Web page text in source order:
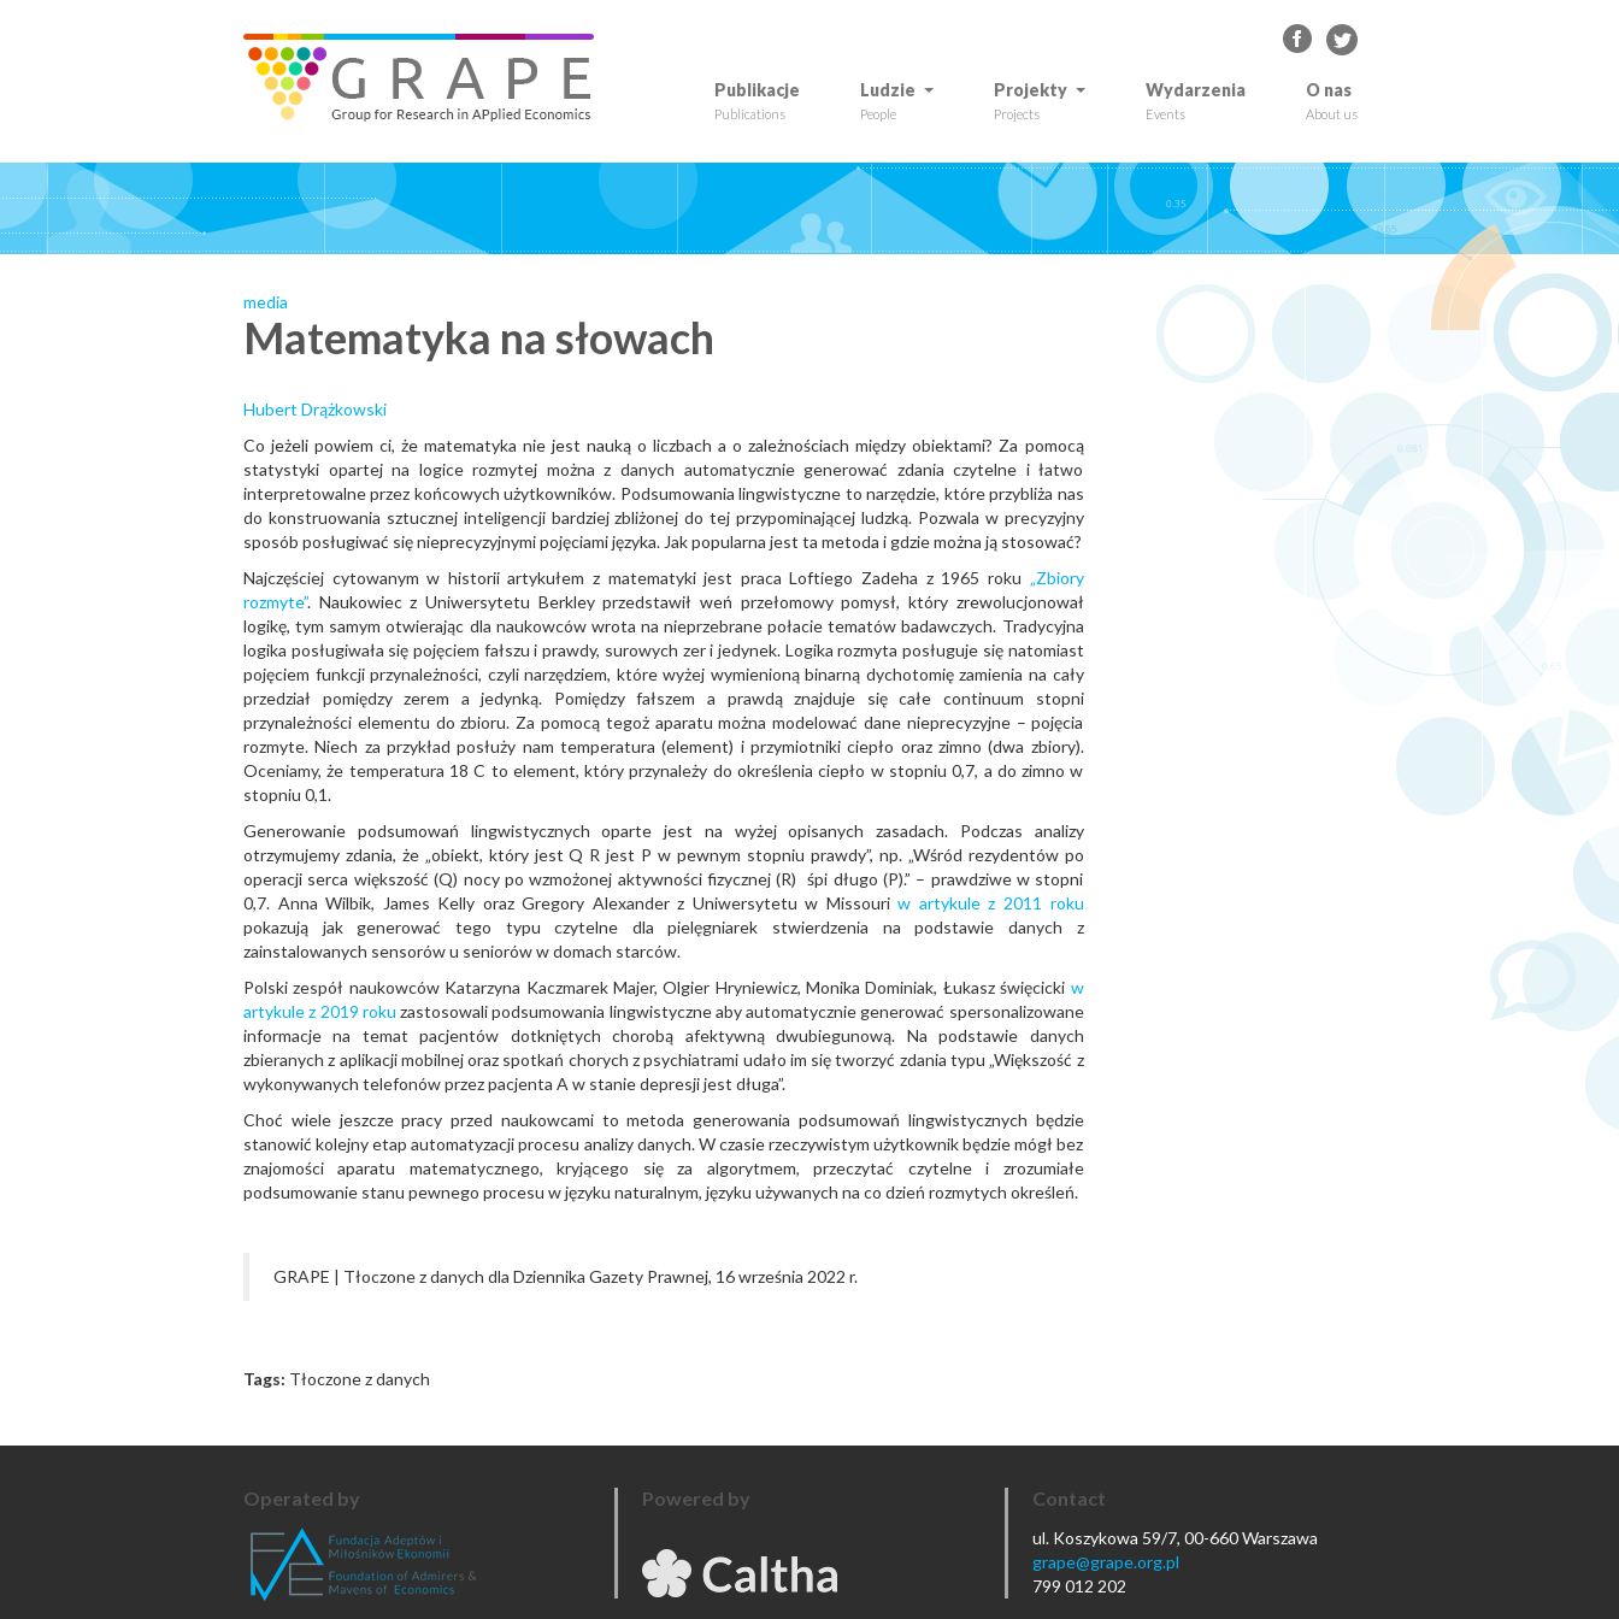
GRAPE - Group for Research in APplied Economics
Publikacje
Publications
Ludzie
People
Projekty
Projects
Wydarzenia
Events
O nas
About us
media
Matematyka na słowach
Hubert Drążkowski
Co jeżeli powiem ci, że matematyka nie jest nauką o liczbach a o zależnościach między obiektami? Za pomocą
statystyki opartej na logice rozmytej można z danych automatycznie generować zdania czytelne i łatwo
interpretowalne przez końcowych użytkowników. Podsumowania lingwistyczne to narzędzie, które przybliża nas
do konstruowania sztucznej inteligencji bardziej zbliżonej do tej przypominającej ludzką. Pozwala w precyzyjny
sposób posługiwać się nieprecyzyjnymi pojęciami języka. Jak popularna jest ta metoda i gdzie można ją stosować?
Najczęściej cytowanym w historii artykułem z matematyki jest praca Loftiego Zadeha z 1965 roku „Zbiory
rozmyte”. Naukowiec z Uniwersytetu Berkley przedstawił weń przełomowy pomysł, który zrewolucjonował
logikę, tym samym otwierając dla naukowców wrota na nieprzebrane połacie tematów badawczych. Tradycyjna
logika posługiwała się pojęciem fałszu i prawdy, surowych zer i jedynek. Logika rozmyta posługuje się natomiast
pojęciem funkcji przynależności, czyli narzędziem, które wyżej wymienioną binarną dychotomię zamienia na cały
przedział pomiędzy zerem a jedynką. Pomiędzy fałszem a prawdą znajduje się całe continuum stopni
przynależności elementu do zbioru. Za pomocą tegoż aparatu można modelować dane nieprecyzyjne – pojęcia
rozmyte. Niech za przykład posłuży nam temperatura (element) i przymiotniki ciepło oraz zimno (dwa zbiory).
Oceniamy, że temperatura 18 C to element, który przynależy do określenia ciepło w stopniu 0,7, a do zimno w
stopniu 0,1.
Generowanie podsumowań lingwistycznych oparte jest na wyżej opisanych zasadach. Podczas analizy
otrzymujemy zdania, że „obiekt, który jest Q R jest P w pewnym stopniu prawdy”, np. „Wśród rezydentów po
operacji serca większość (Q) nocy po wzmożonej aktywności fizycznej (R) śpi długo (P).” – prawdziwe w stopni
0,7. Anna Wilbik, James Kelly oraz Gregory Alexander z Uniwersytetu w Missouriw artykule z 2011 roku
pokazują jak generować tego typu czytelne dla pielęgniarek stwierdzenia na podstawie danych z
zainstalowanych sensorów u seniorów w domach starców.
Polski zespół naukowców Katarzyna Kaczmarek Majer, Olgier Hryniewicz, Monika Dominiak, Łukasz święcicki w
artykule z 2019 roku zastosowali podsumowania lingwistyczne aby automatycznie generować spersonalizowane
informacje na temat pacjentów dotkniętych chorobą afektywną dwubiegunową. Na podstawie danych
zbieranych z aplikacji mobilnej oraz spotkań chorych z psychiatrami udało im się tworzyć zdania typu „Większość z
wykonywanych telefonów przez pacjenta A w stanie depresji jest długa”.
Choć wiele jeszcze pracy przed naukowcami to metoda generowania podsumowań lingwistycznych będzie
stanowić kolejny etap automatyzacji procesu analizy danych. W czasie rzeczywistym użytkownik będzie mógł bez
znajomości aparatu matematycznego, kryjącego się za algorytmem, przeczytać czytelne i zrozumiałe
podsumowanie stanu pewnego procesu w języku naturalnym, języku używanych na co dzień rozmytych określeń.
GRAPE | Tłoczone z danych dla Dziennika Gazety Prawnej, 16 września 2022 r.
Tags: Tłoczone z danych
Operated by Powered by Contact
ul. Koszykowa 59/7, 00-660 Warszawa
grape@grape.org.pl
799 012 202